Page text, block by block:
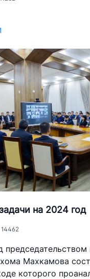
87-00
+998 (71) 207-
87-02
на 2024 год
14462
Махкамова
которого